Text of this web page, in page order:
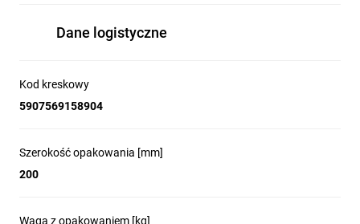
Dane logistyczne
Kod kreskowy
5907569158904
Szerokość opakowania [mm]
200
Waga z opakowaniem [kg]